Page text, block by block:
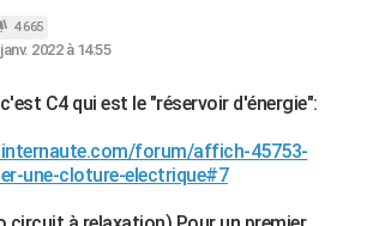
4 665
2022 à 14:55
C4 qui est le "réservoir d'énergie":
forum/affich-45753-
une-cloture-electrique#7